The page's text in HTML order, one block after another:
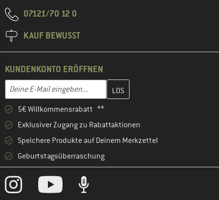
07121/70 12 0
KAUF BEWUSST
KUNDENKONTO ERÖFFNEN
E-Mail-Adresse
Gib hier deine E-Mail-Adresse ein und erstelle im nächsten
5€ Willkommensrabatt **
Exklusiver Zugang zu Rabattaktionen
Speichere Produkte auf Deinem Merkzettel
Geburtstagsüberraschung